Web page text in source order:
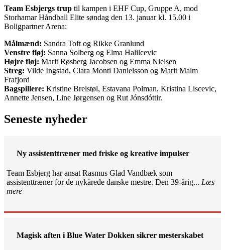
Team Esbjergs trup til kampen i EHF Cup, Gruppe A, mod
Storhamar Håndball Elite søndag den 13. januar kl. 15.00 i
Boligpartner Arena:
Målmænd: Sandra Toft og Rikke Granlund
Venstre fløj: Sanna Solberg og Elma Halilcevic
Højre fløj: Marit Røsberg Jacobsen og Emma Nielsen
Streg: Vilde Ingstad, Clara Monti Danielsson og Marit Malm
Frafjord
Bagspillere: Kristine Breistøl, Estavana Polman, Kristina Liscevic,
Annette Jensen, Line Jørgensen og Rut Jónsdóttir.
Seneste nyheder
Ny assistenttræner med friske og kreative impulser
Team Esbjerg har ansat Rasmus Glad Vandbæk som
assistenttræner for de nykårede danske mestre. Den 39-årig... Læs
mere
Magisk aften i Blue Water Dokken sikrer mesterskabet